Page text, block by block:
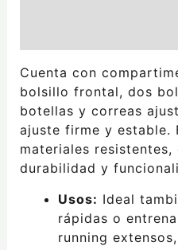
Cuenta con
bolsillo frontal, dos
botellas y correas
ajuste firme y estable.
materiales resistentes,
durabilidad y
Usos: Ideal
rápidas o
running